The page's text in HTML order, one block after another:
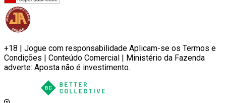
+18 | Jogue com responsabilidade Aplicam-se os Termos e
Condições | Conteúdo Comercial | Ministério da Fazenda
adverte: Aposta não é investimento.